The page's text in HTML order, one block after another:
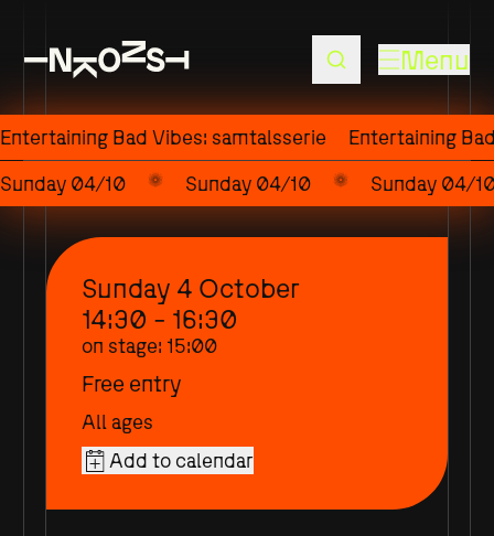
Menu
Entertaining Bad Vibes: samtalsserie
Entertaining
Sunday 04/10
Sunday 04/10 Sunday 04/
Sunday 4 October
14:30 - 16:30
on stage: 15:00
Free entry
All ages
Add to calendar